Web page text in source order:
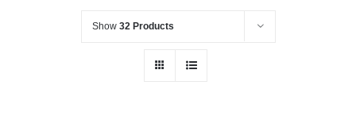
Show 32 Products